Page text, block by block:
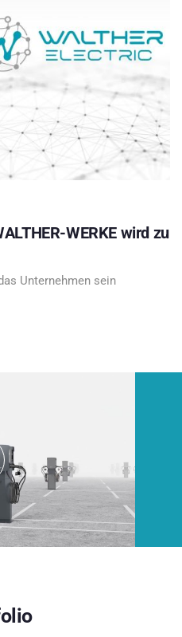
WERKE wird zu
Unternehmen sein